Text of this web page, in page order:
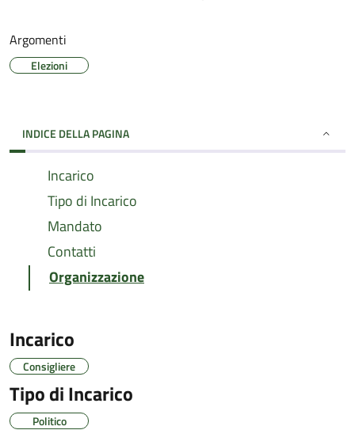
Argomenti
Elezioni
INDICE DELLA PAGINA
Incarico
Tipo di Incarico
Mandato
Contatti
Organizzazione
Incarico
Consigliere
Tipo di Incarico
Politico